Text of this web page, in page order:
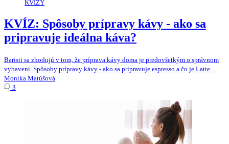
KVÍZY
KVÍZ: Spôsoby prípravy kávy - ako sa
pripravuje ideálna káva?
Baristi sa zhodujú v tom, že príprava kávy doma je predovšetkým o správnom
vybavení. Spôsoby prípravy kávy - ako sa pripravuje espresso a čo je Latte ...
Monika Matúšová
3